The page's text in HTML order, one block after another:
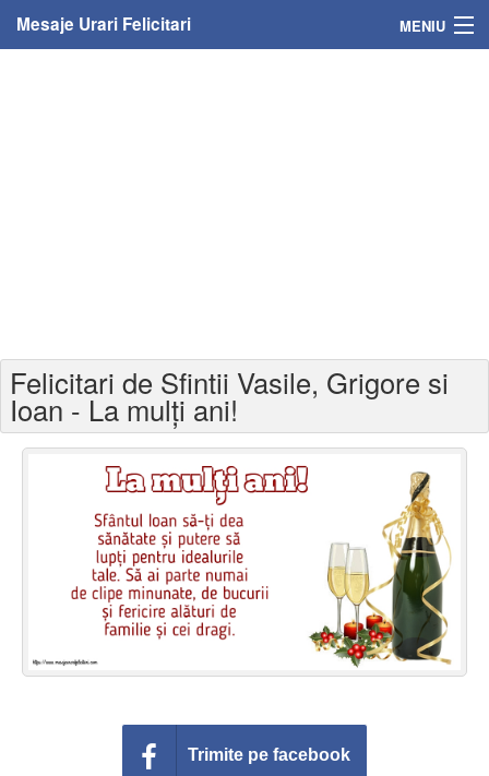
Mesaje Urari Felicitari MENIU
Felicitari varsta
Felicitari zilele anului
Felicitari zile saptamana
Felicitari muzicale
Felicitari muzicale personalizate
Conecteaza-te
Felicitari de Sfintii Vasile, Grigore si
Ioan - La mulți ani!
Trimite pe facebook